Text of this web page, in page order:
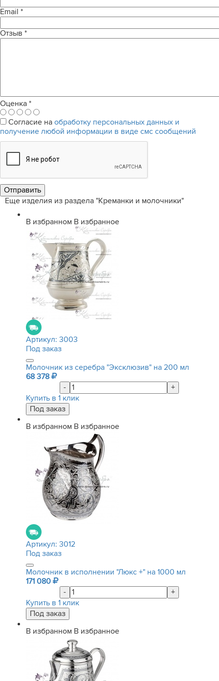
Email *
Отзыв *
Оценка *
Согласие на обработку персональных данных и
получение любой информации в виде смс сообщений
Еще изделия из раздела "Креманки и молочники"
В избранном В избранное
Артикул: 3003
Под заказ
Молочник из серебра "Эксклюзив" на 200 мл
68 378
-
+
Купить в 1 клик
В избранном В избранное
Артикул: 3012
Под заказ
Молочник в исполнении "Люкс +" на 1000 мл
171 080
-
+
Купить в 1 клик
В избранном В избранное